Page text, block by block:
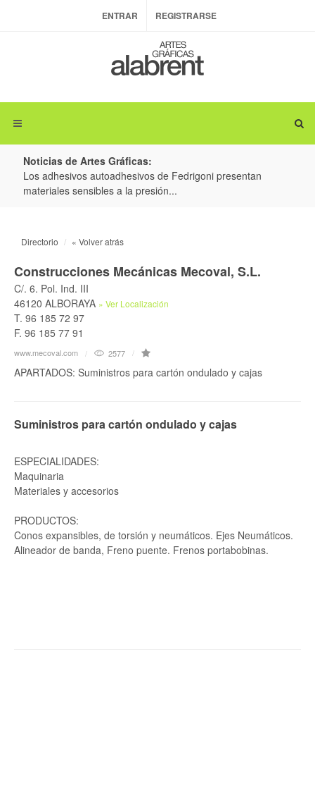
ENTRAR REGISTRARSE
Noticias de Artes Gráficas:
Los adhesivos autoadhesivos de Fedrigoni presentan
materiales sensibles a la presión...
Directorio « Volver atrás
Construcciones Mecánicas Mecoval, S.L.
C/. 6. Pol. Ind. III
46120 ALBORAYA » Ver Localización
T. 96 185 72 97
F. 96 185 77 91
www.mecoval.com 2577
APARTADOS: Suministros para cartón ondulado y cajas
Suministros para cartón ondulado y cajas
ESPECIALIDADES:
Maquinaria
Materiales y accesorios
PRODUCTOS:
Conos expansibles, de torsión y neumáticos. Ejes Neumáticos.
Alineador de banda, Freno puente. Frenos portabobinas.